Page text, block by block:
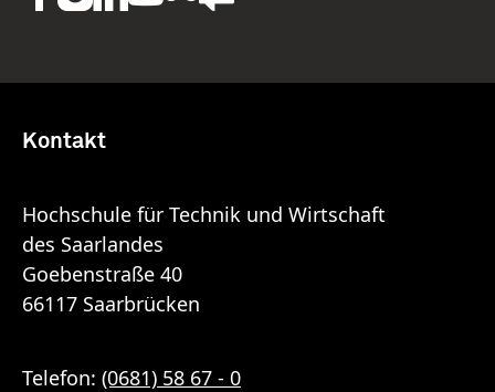
Kontakt
Hochschule für Technik und Wirtschaft
des Saarlandes
Goebenstraße 40
66117 Saarbrücken
Telefon: (0681) 58 67 - 0